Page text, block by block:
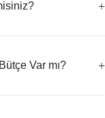
Var mı?